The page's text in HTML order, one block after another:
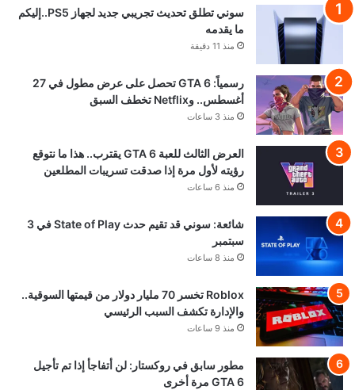
سوني تطلق تحديث تجريبي جديد لجهاز PS5..إليكم
ما يقدمه
منذ 11 دقيقة
رسمياً: GTA 6 تحصل على عرض مطول في 27
أغسطس.. وNetflix تخطف السبق
منذ 3 ساعات
العرض الثالث للعبة GTA 6 يقترب.. هذا ما نتوقع
رؤيته لأول مرة إذا صدقت تسريبات المطلعين
منذ 6 ساعات
شائعة: سوني قد تقيم حدث State of Play في 3
سبتمبر
منذ 8 ساعات
Roblox تخسر 70 مليار دولار من قيمتها السوقية..
والإدارة تكشف السبب الرئيسي
منذ 9 ساعات
مطور سابق في روكستار: لن أتفاجأ إذا تم تأجيل
GTA 6 مرة أخرى